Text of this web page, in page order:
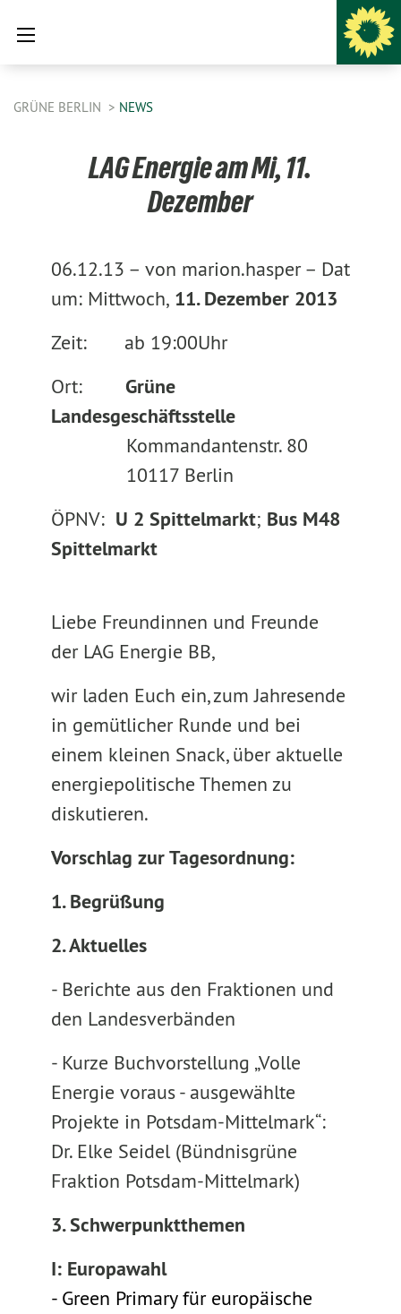
GRÜNE BERLIN NEWS
LAG Energie am Mi, 11.
Dezember
06.12.13 – von marion.hasper – Dat
um: Mittwoch,11. Dezember 2013
Zeit:
ab 19:00Uhr
Ort: Grüne
Landesgeschäftsstelle
Kommandantenstr. 80
10117 Berlin
ÖPNV:U 2 Spittelmarkt; Bus M48
Spittelmarkt
Liebe Freundinnen und Freunde
der LAG Energie BB,
wir laden Euch ein, zum Jahresende
in gemütlicher Runde und bei
einem kleinen Snack, über aktuelle
energiepolitische Themen zu
diskutieren.
Vorschlag zur Tagesordnung:
1. Begrüßung
2. Aktuelles
- Berichte aus den Fraktionen und
den Landesverbänden
- Kurze Buchvorstellung „Volle
Energie voraus - ausgewählte
Projekte in Potsdam-Mittelmark“:
Dr. Elke Seidel (Bündnisgrüne
Fraktion Potsdam-Mittelmark)
3. Schwerpunktthemen
I: Europawahl
- Green Primary für europäische